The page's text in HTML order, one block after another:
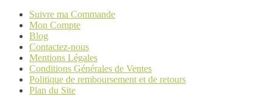
Suivre ma Commande
Mon Compte
Blog
Contactez-nous
Mentions Légales
Conditions Générales de Ventes
Politique de remboursement et de retours
Plan du Site